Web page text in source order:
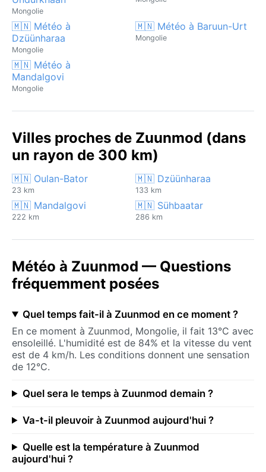
Mongolie
🇲🇳 Météo à
Dzüünharaa
Mongolie
🇲🇳 Météo à Baruun-Urt
Mongolie
🇲🇳 Météo à
Mandalgovi
Mongolie
Villes proches de Zuunmod (dans
un rayon de 300 km)
🇲🇳 Oulan-Bator
23 km
🇲🇳 Dzüünharaa
133 km
🇲🇳 Mandalgovi
222 km
🇲🇳 Sühbaatar
286 km
Météo à Zuunmod — Questions
fréquemment posées
Quel temps fait-il à Zuunmod en ce moment ?
En ce moment à Zuunmod, Mongolie, il fait 13°C avec
ensoleillé. L'humidité est de 84% et la vitesse du vent
est de 4 km/h. Les conditions donnent une sensation
de 12°C.
Quel sera le temps à Zuunmod demain ?
Va-t-il pleuvoir à Zuunmod aujourd'hui ?
Quelle est la température à Zuunmod
aujourd'hui ?